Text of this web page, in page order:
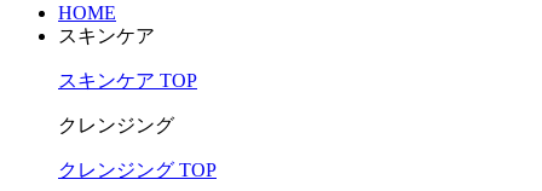
HOME
スキンケア
スキンケア TOP
クレンジング
クレンジング TOP